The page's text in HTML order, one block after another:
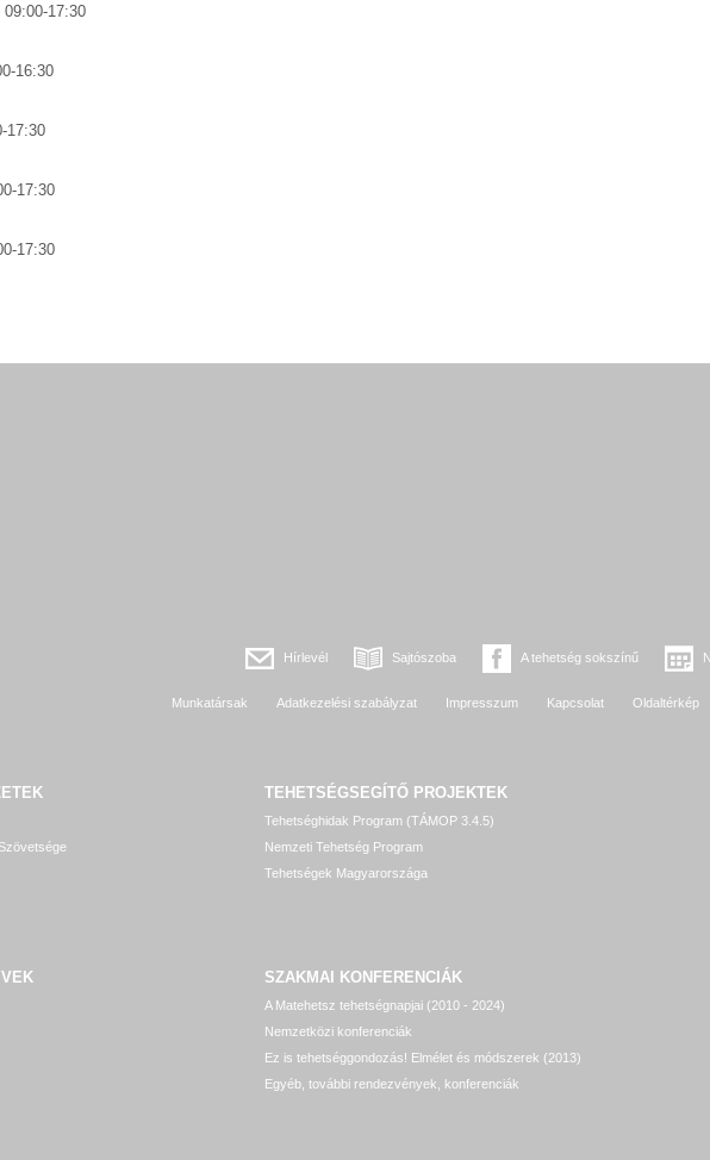
09:00-17:30
-16:30
-17:30
-17:30
-17:30
Hírlevél Sajtószoba A tehetség sokszínű
Munkatársak Adatkezelési szabályzat Impresszum Kapcsolat Oldaltérkép
TEHETSÉGSEGÍTŐ PROJEKTEK
Tehetséghidak Program (TÁMOP 3.4.5)
Nemzeti Tehetség Program
Tehetségek Magyarországa
SZAKMAI KONFERENCIÁK
A Matehetsz tehetségnapjai (2010 - 2024)
Nemzetközi konferenciák
Ez is tehetséggondozás! Elmélet és módszerek (2013)
Egyéb, további rendezvények, konferenciák